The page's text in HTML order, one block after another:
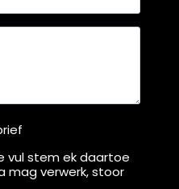
vul stem ek daartoe
mag verwerk, stoor